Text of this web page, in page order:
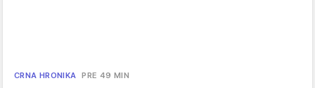
CRNA HRONIKA PRE 49 MIN